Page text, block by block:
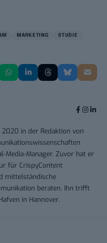
MARKETING STUDIE
in der Redaktion von
Manager. Zuvor hat er
für CrispyContent
mittelständische
beraten. Ihn trifft
in Hannover.